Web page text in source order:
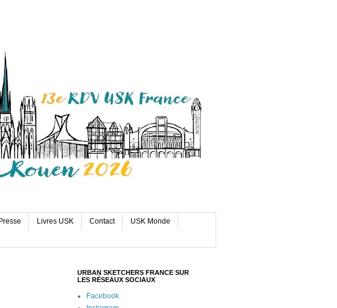
Presse Livres USK Contact USK Monde
URBAN SKETCHERS FRANCE SUR
LES RÉSEAUX SOCIAUX
Facebook